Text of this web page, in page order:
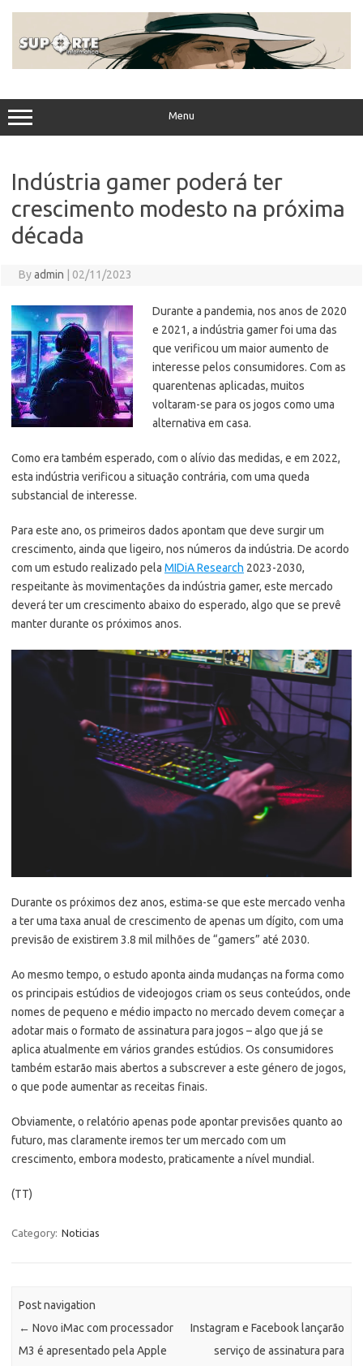
Menu
Indústria gamer poderá ter
crescimento modesto na próxima
década
Byadmin 02/11/2023
Durante a pandemia, nos anos de 2020
e 2021, a indústria gamer foi uma das
que verificou um maior aumento de
interesse pelos consumidores. Com as
quarentenas aplicadas, muitos
voltaram-se para os jogos como uma
alternativa em casa.
Como era também esperado, com o alívio das medidas, e em 2022,
esta indústria verificou a situação contrária, com uma queda
substancial de interesse.
Para este ano, os primeiros dados apontam que deve surgir um
crescimento, ainda que ligeiro, nos números da indústria. De acordo
com um estudo realizado pela MIDiA Research 2023-2030,
respeitante às movimentações da indústria gamer, este mercado
deverá ter um crescimento abaixo do esperado, algo que se prevê
manter durante os próximos anos.
Durante os próximos dez anos, estima-se que este mercado venha
a ter uma taxa anual de crescimento de apenas um dígito, com uma
previsão de existirem 3.8 mil milhões de “gamers” até 2030.
Ao mesmo tempo, o estudo aponta ainda mudanças na forma como
os principais estúdios de videojogos criam os seus conteúdos, onde
nomes de pequeno e médio impacto no mercado devem começar a
adotar mais o formato de assinatura para jogos – algo que já se
aplica atualmente em vários grandes estúdios. Os consumidores
também estarão mais abertos a subscrever a este género de jogos,
o que pode aumentar as receitas finais.
Obviamente, o relatório apenas pode apontar previsões quanto ao
futuro, mas claramente iremos ter um mercado com um
crescimento, embora modesto, praticamente a nível mundial.
(TT)
Category: Noticias
Post navigation
← Novo iMac com processador
M3 é apresentado pela Apple
Instagram e Facebook lançarão
serviço de assinatura para